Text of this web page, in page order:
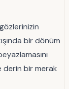
bir dönüm
derin bir merak